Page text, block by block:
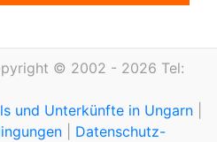
© 2002 - 2026 Tel:
und Unterkünfte in Ungarn
Datenschutz-